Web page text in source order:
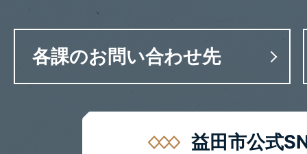
各課のお問い合わせ先
益田市公式